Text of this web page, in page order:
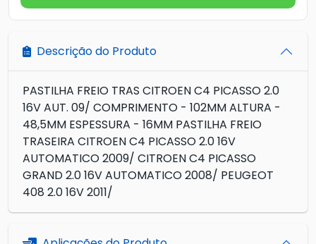
Descrição do Produto
PASTILHA FREIO TRAS CITROEN C4 PICASSO 2.0
16V AUT. 09/ COMPRIMENTO - 102MM ALTURA -
48,5MM ESPESSURA - 16MM PASTILHA FREIO
TRASEIRA CITROEN C4 PICASSO 2.0 16V
AUTOMATICO 2009/ CITROEN C4 PICASSO
GRAND 2.0 16V AUTOMATICO 2008/ PEUGEOT
408 2.0 16V 2011/